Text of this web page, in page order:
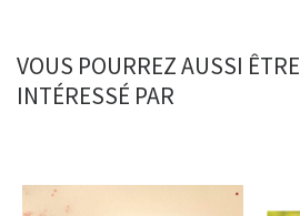
VOUS POURREZ AUSSI ÊTRE
INTÉRESSÉ PAR